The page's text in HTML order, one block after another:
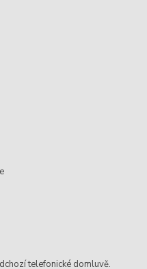
telefonické domluvě.